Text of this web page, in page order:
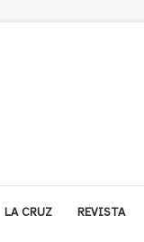
LA CRUZ REVISTA